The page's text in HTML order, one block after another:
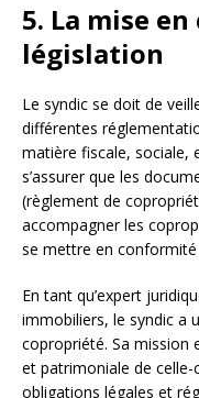
5. La mise
législation
Le syndic se doit de
différentes
matière fiscale, sociale,
s’assurer que les
(règlement de
accompagner les
se mettre en conformité
En tant qu’expert
immobiliers, le syndic a
copropriété. Sa mission
et patrimoniale de
obligations légales et